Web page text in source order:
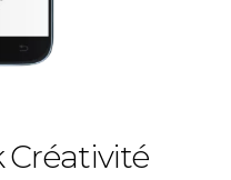
Créativité